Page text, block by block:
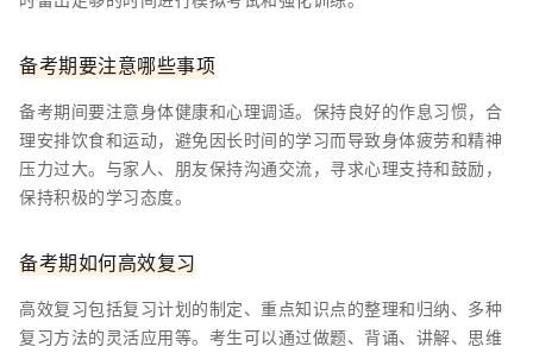
备考期要注意哪些事项
备考期间要注意身体健康和心理调适。保持良好的作息习惯，合
理安排饮食和运动，避免因长时间的学习而导致身体疲劳和精神
压力过大。与家人、朋友保持沟通交流，寻求心理支持和鼓励，
保持积极的学习态度。
备考期如何高效复习
高效复习包括复习计划的制定、重点知识点的整理和归纳、多种
复习方法的灵活应用等。考生可以通过做题、背诵、讲解、思维